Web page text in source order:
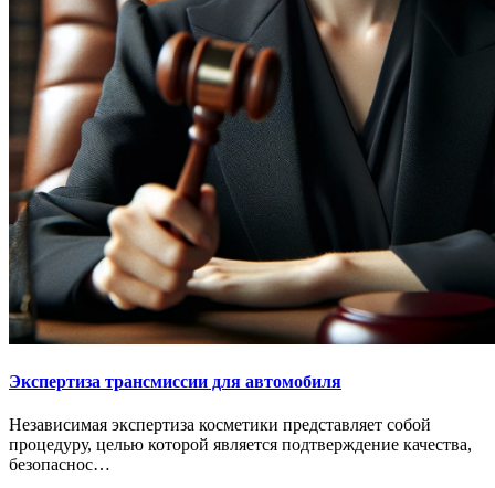
Экспертиза трансмиссии для автомобиля
Независимая экспертиза косметики представляет собой
процедуру, целью которой является подтверждение качества,
безопаснос…